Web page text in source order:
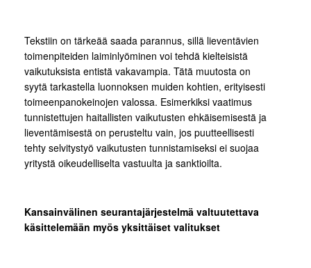
Tekstiin on tärkeää saada parannus, sillä lieventävien
toimenpiteiden laiminlyöminen voi tehdä kielteisistä
vaikutuksista entistä vakavampia. Tätä muutosta on
syytä tarkastella luonnoksen muiden kohtien, erityisesti
toimeenpanokeinojen valossa. Esimerkiksi vaatimus
tunnistettujen haitallisten vaikutusten ehkäisemisestä ja
lieventämisestä on perusteltu vain, jos puutteellisesti
tehty selvitystyö vaikutusten tunnistamiseksi ei suojaa
yritystä oikeudelliselta vastuulta ja sanktioilta.
Kansainvälinen seurantajärjestelmä valtuutettava
käsittelemään myös yksittäiset valitukset